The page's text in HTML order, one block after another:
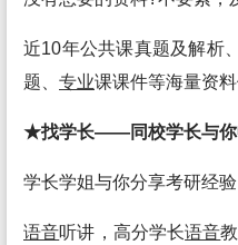
近10年公共课真题及解析
题、 专业课课件等海量资
★找学长——同校学长与你
学长学姐与你分享考研经
语音听讲，高分学长语音